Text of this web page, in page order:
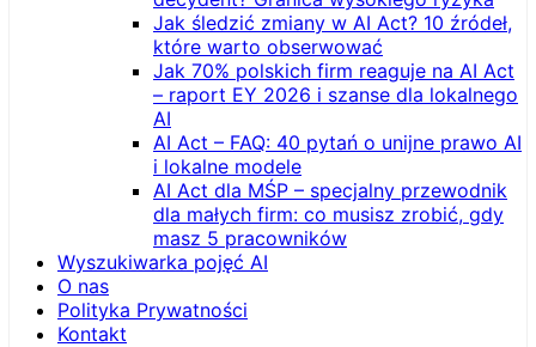
Jak śledzić zmiany w AI Act? 10 źródeł,
które warto obserwować
Jak 70% polskich firm reaguje na AI Act
– raport EY 2026 i szanse dla lokalnego
AI
AI Act – FAQ: 40 pytań o unijne prawo AI
i lokalne modele
AI Act dla MŚP – specjalny przewodnik
dla małych firm: co musisz zrobić, gdy
masz 5 pracowników
Wyszukiwarka pojęć AI
O nas
Polityka Prywatności
Kontakt